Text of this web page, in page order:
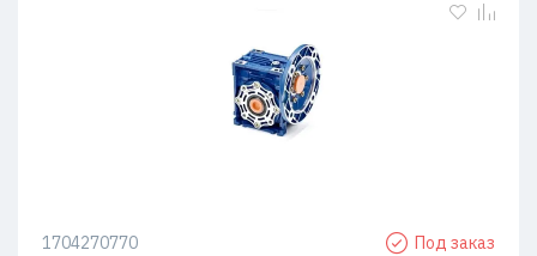
1704270770 Под заказ